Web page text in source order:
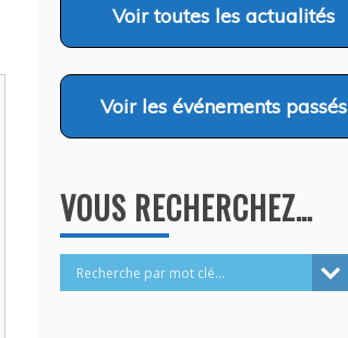
Voirtoutes les actualités
Voir les événements passés
VOUS RECHERCHEZ…